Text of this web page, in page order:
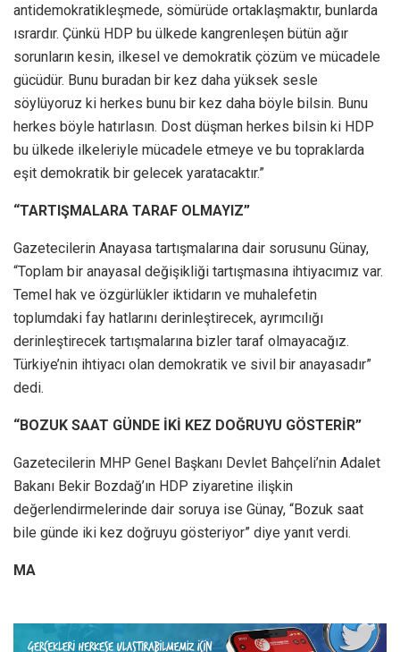
antidemokratikleşmede, sömürüde ortaklaşmaktır, bunlarda
ısrardır. Çünkü HDP bu ülkede kangrenleşen bütün ağır
sorunların kesin, ilkesel ve demokratik çözüm ve mücadele
gücüdür. Bunu buradan bir kez daha yüksek sesle
söylüyoruz ki herkes bunu bir kez daha böyle bilsin. Bunu
herkes böyle hatırlasın. Dost düşman herkes bilsin ki HDP
bu ülkede ilkeleriyle mücadele etmeye ve bu topraklarda
eşit demokratik bir gelecek yaratacaktır.”
“TARTIŞMALARA TARAF OLMAYIZ”
Gazetecilerin Anayasa tartışmalarına dair sorusunu Günay,
“Toplam bir anayasal değişikliği tartışmasına ihtiyacımız var.
Temel hak ve özgürlükler iktidarın ve muhalefetin
toplumdaki fay hatlarını derinleştirecek, ayrımcılığı
derinleştirecek tartışmalarına bizler taraf olmayacağız.
Türkiye’nin ihtiyacı olan demokratik ve sivil bir anayasadır”
dedi.
“BOZUK SAAT GÜNDE İKİ KEZ DOĞRUYU GÖSTERİR”
Gazetecilerin MHP Genel Başkanı Devlet Bahçeli’nin Adalet
Bakanı Bekir Bozdağ’ın HDP ziyaretine ilişkin
değerlendirmelerinde dair soruya ise Günay, “Bozuk saat
bile günde iki kez doğruyu gösteriyor” diye yanıt verdi.
MA